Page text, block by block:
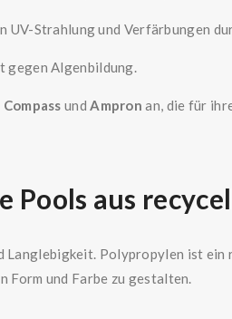
UV-Strahlung und Verfärbungen
gegen Algenbildung.
Compass undAmpron an, die für
Pools aus
Polypropylen ist
Form und Farbe zu gestalten.